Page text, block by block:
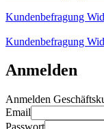
Kundenbefragung
Kundenbefragung
Anmelden
Anmelden
Email